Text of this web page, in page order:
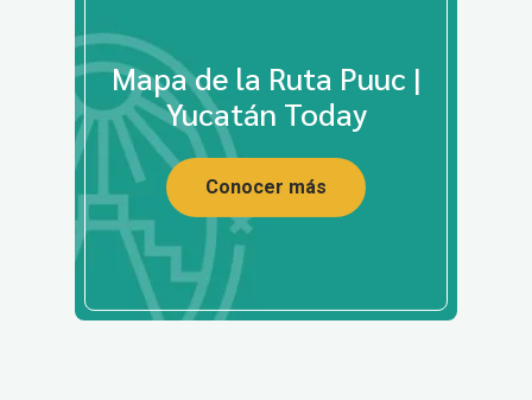
Mapa de la Ruta Puuc |
Yucatán Today
Conocer más